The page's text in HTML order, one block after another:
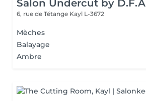
Salon Undercut by D.F.A
6, rue de Tétange Kayl L-3672
Mèches
Balayage
Ambre